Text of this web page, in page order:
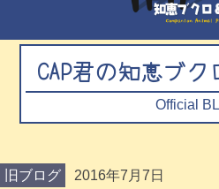
CAP君の知恵ブ
Official
旧ブログ 2016年7月7日